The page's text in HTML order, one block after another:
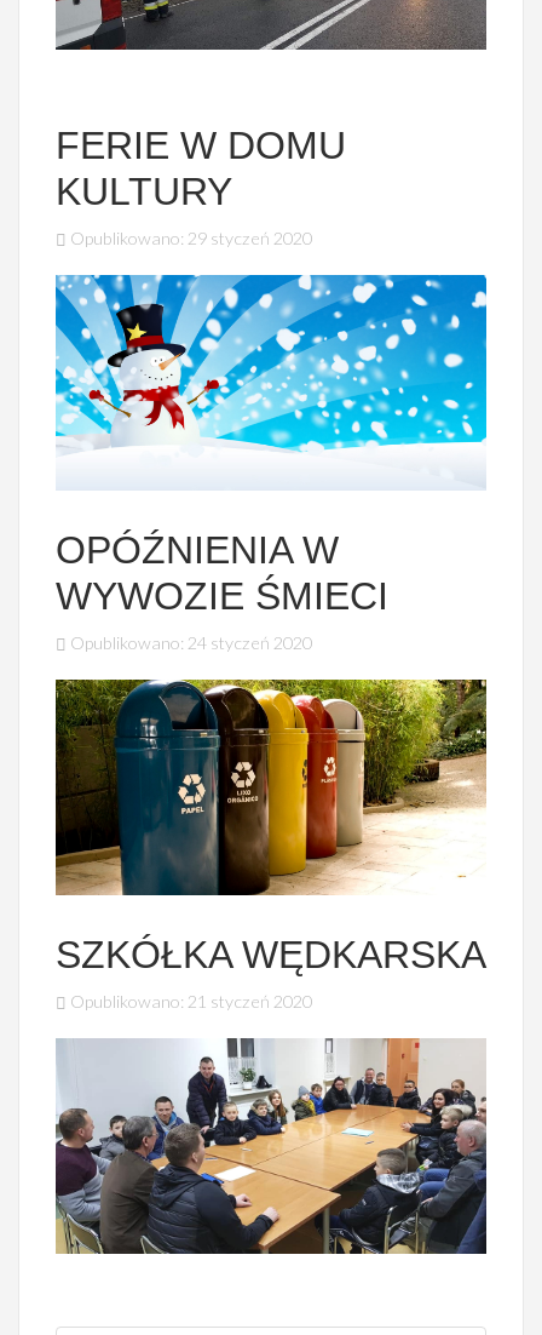
FERIE W DOMU
KULTURY
Opublikowano: 29 styczeń 2020
OPÓŹNIENIA W
WYWOZIE ŚMIECI
Opublikowano: 24 styczeń 2020
SZKÓŁKA WĘDKARSKA
Opublikowano: 21 styczeń 2020